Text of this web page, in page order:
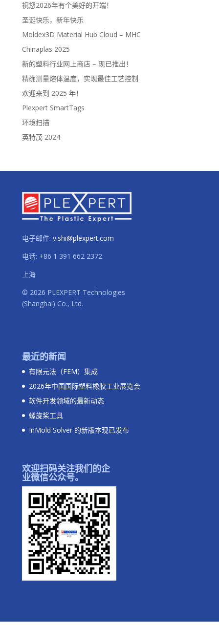
祝您2026年有个美好的开端！
圣诞快乐，新年快乐
Moldex3D Material Hub Cloud – MHC
Chinaplas 2025
新的塑料行业网上商店 – 现已推出！
精确测量熔体温度，实现最佳工艺控制
欢迎来到 2025 年！
Plexpert SmartTags
环境扫描
英特茂 2024
电子邮件: v.shi@plexpert.com
电话: +86 1 391 662 2372
上海
© 2026 PLEXPERT Technologies
(Shanghai) Co., Ltd.
最近的新闻
有限元法（FEM）集成
2026年中国国际塑料橡胶工业展览会
软件开发领域的最新动态
螺旋桨工具
InMold Solver 的新版本现已发布
欢迎扫码关注我们的企
业微信公众号。